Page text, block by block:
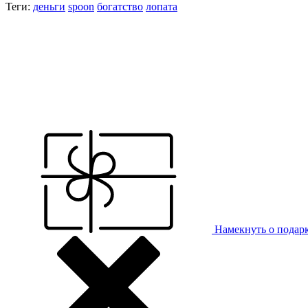
Теги: деньги spoon богатство лопата
Намекнуть о